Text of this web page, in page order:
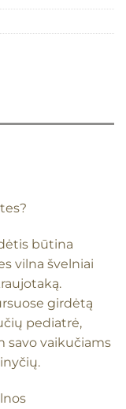
būtina
vilna švelniai
girdėtą
pediatrė,
savo vaikučiams